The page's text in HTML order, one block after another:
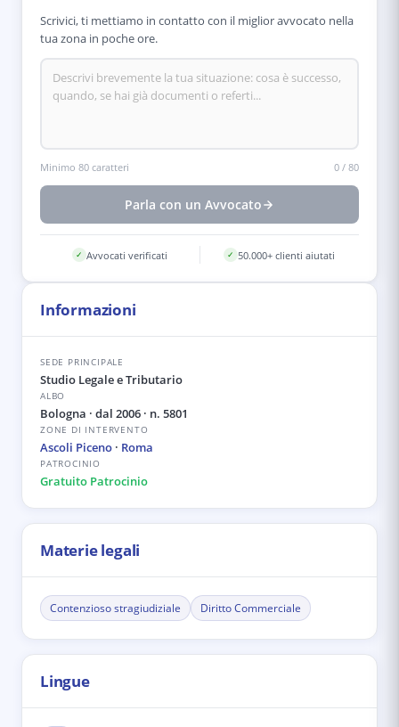
Scrivici, ti mettiamo in contatto con il miglior avvocato nella
tua zona in poche ore.
Minimo 80 caratteri 0 / 80
Parla con un Avvocato
✓ Avvocati verificati ✓ 50.000+ clienti aiutati
Informazioni
SEDE PRINCIPALE
Studio Legale e Tributario
ALBO
Bologna · dal 2006 · n. 5801
ZONE DI INTERVENTO
Ascoli Piceno · Roma
PATROCINIO
Gratuito Patrocinio
Materie legali
Contenzioso stragiudiziale Diritto Commerciale
Lingue